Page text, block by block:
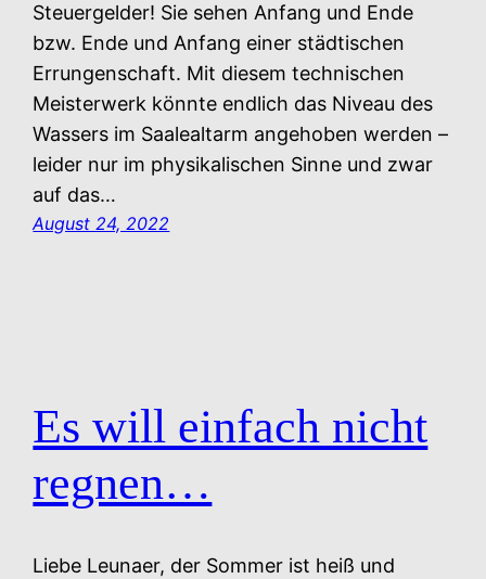
Steuergelder! Sie sehen Anfang und Ende
bzw. Ende und Anfang einer städtischen
Errungenschaft. Mit diesem technischen
Meisterwerk könnte endlich das Niveau des
Wassers im Saalealtarm angehoben werden –
leider nur im physikalischen Sinne und zwar
auf das…
August 24, 2022
Es will einfach nicht
regnen…
Liebe Leunaer, der Sommer ist heiß und